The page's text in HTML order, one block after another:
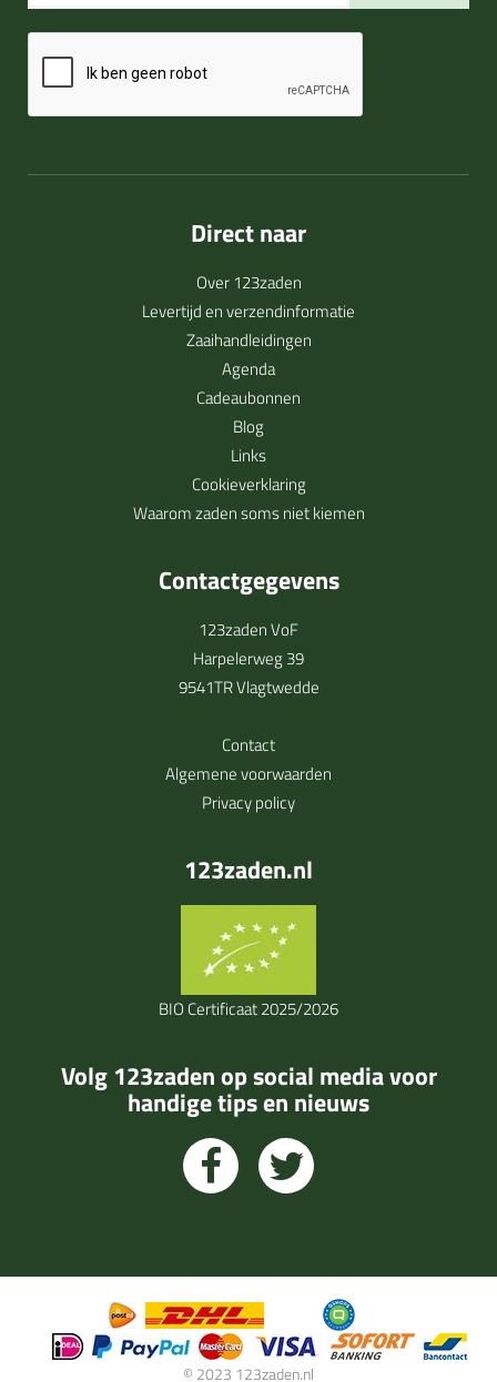
Direct naar
Over 123zaden
Levertijd en verzendinformatie
Zaaihandleidingen
Agenda
Cadeaubonnen
Blog
Links
Cookieverklaring
Waarom zaden soms niet kiemen
Contactgegevens
123zaden VoF
Harpelerweg 39
9541TR Vlagtwedde
Contact
Algemene voorwaarden
Privacy policy
123zaden.nl
BIO Certificaat 2025/2026
Volg 123zaden op social media voor
handige tips en nieuws
© 2023 123zaden.nl